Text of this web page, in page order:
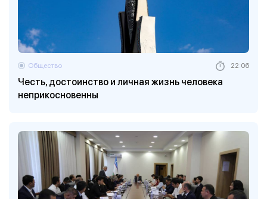
Честь, достоинство и личная жизнь человека
неприкосновенны
Общество 22:06